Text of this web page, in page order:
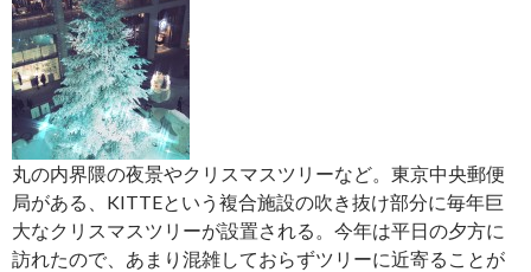
丸の内界隈の夜景やクリスマスツリーなど。東京中央郵便
局がある、KITTEという複合施設の吹き抜け部分に毎年巨
大なクリスマスツリーが設置される。今年は平日の夕方に
訪れたので、あまり混雑しておらずツリーに近寄ることが